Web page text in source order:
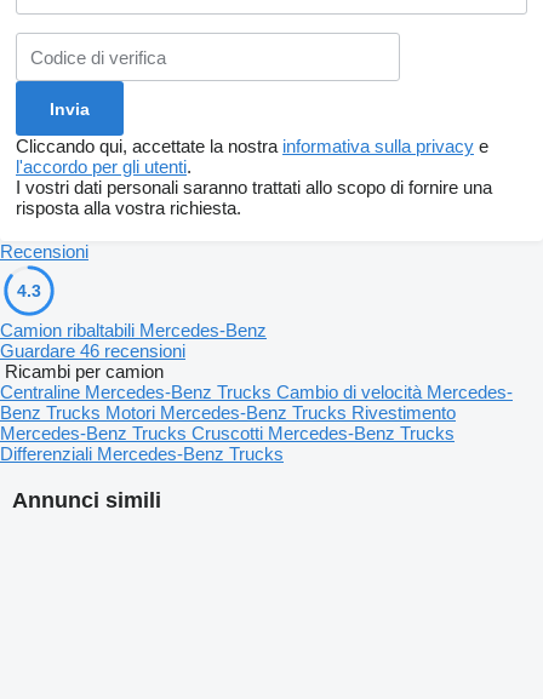
Cliccando qui, accettate la nostra informativa sulla privacy e
l'accordo per gli utenti.
I vostri dati personali saranno trattati allo scopo di fornire una
risposta alla vostra richiesta.
Annunci simili
Recensioni
4.3
Camion ribaltabili Mercedes-Benz
Guardare 46 recensioni
Ricambi per camion
Centraline Mercedes-Benz Trucks Cambio di velocità Mercedes-
Benz Trucks Motori Mercedes-Benz Trucks Rivestimento
Mercedes-Benz Trucks Cruscotti Mercedes-Benz Trucks
Differenziali Mercedes-Benz Trucks